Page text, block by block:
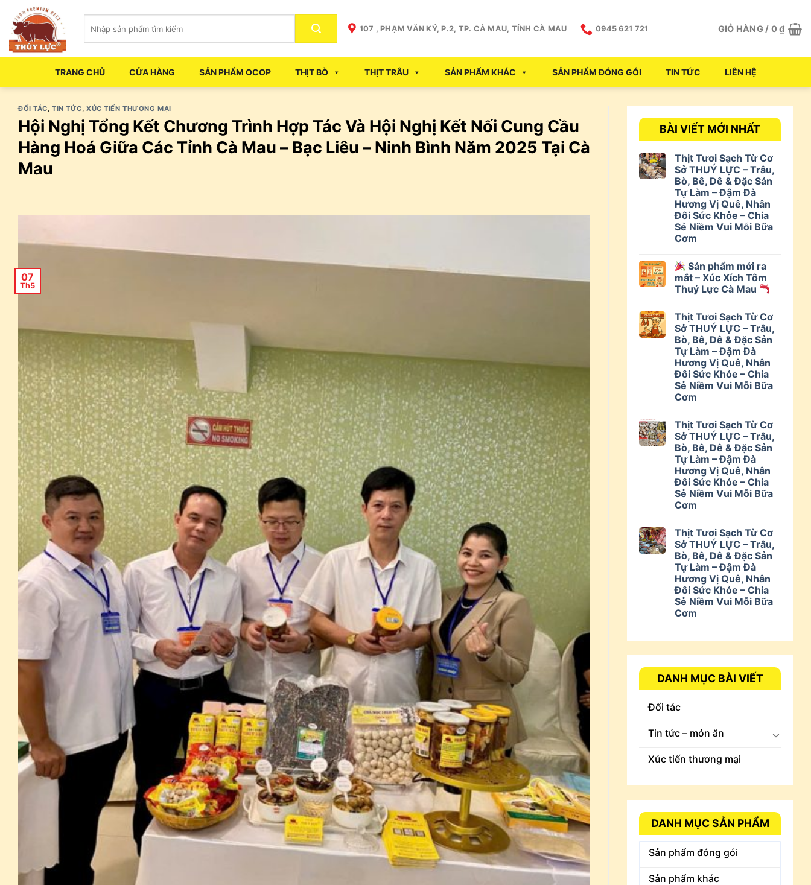
content
kiếm:
107 , PHẠM VĂN KÝ, P.2, TP. CÀ MAU, TỈNH CÀ MAU 0945 621 721 GIỎ HÀNG / 0₫
TRANG CHỦ CỬA HÀNG SẢN PHẨM OCOP THỊT BÒ THỊT TRÂU SẢN PHẨM KHÁC SẢN PHẨM ĐÓNG GÓI TIN TỨC LIÊN HỆ
ĐỐI TÁC,TIN TỨC,XÚC TIẾN THƯƠNG MẠI
Hội Nghị Tổng Kết Chương Trình Hợp Tác Và Hội Nghị Kết Nối Cung Cầu
Hàng Hoá Giữa Các Tỉnh Cà Mau – Bạc Liêu – Ninh Bình Năm 2025 Tại Cà
Mau
07
Th5
BÀI VIẾT MỚI NHẤT
Thịt Tươi Sạch Từ Cơ
Sở THUÝ LỰC – Trâu,
Bò, Bê, Dê & Đặc Sản
Tự Làm – Đậm Đà
Hương Vị Quê, Nhân
Đôi Sức Khỏe – Chia
Sẻ Niềm Vui Mỗi Bữa
Cơm
Sản phẩm mới ra
mắt – Xúc Xích Tôm
Thuý Lực Cà Mau
Thịt Tươi Sạch Từ Cơ
Sở THUÝ LỰC – Trâu,
Bò, Bê, Dê & Đặc Sản
Tự Làm – Đậm Đà
Hương Vị Quê, Nhân
Đôi Sức Khỏe – Chia
Sẻ Niềm Vui Mỗi Bữa
Cơm
Thịt Tươi Sạch Từ Cơ
Sở THUÝ LỰC – Trâu,
Bò, Bê, Dê & Đặc Sản
Tự Làm – Đậm Đà
Hương Vị Quê, Nhân
Đôi Sức Khỏe – Chia
Sẻ Niềm Vui Mỗi Bữa
Cơm
Thịt Tươi Sạch Từ Cơ
Sở THUÝ LỰC – Trâu,
Bò, Bê, Dê & Đặc Sản
Tự Làm – Đậm Đà
Hương Vị Quê, Nhân
Đôi Sức Khỏe – Chia
Sẻ Niềm Vui Mỗi Bữa
Cơm
DANH MỤC BÀI VIẾT
Đối tác
Tin tức – món ăn
Xúc tiến thương mại
DANH MỤC SẢN PHẨM
Sản phẩm đóng gói
Sản phẩm khác